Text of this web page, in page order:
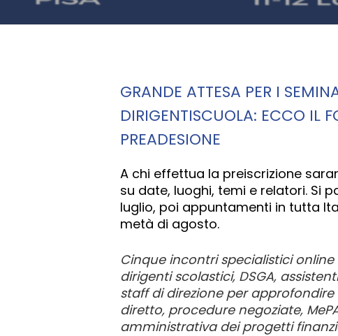
GRANDE ATTESA PER I
DIRIGENTISCUOLA: ECCO IL
PREADESIONE
A chi effettua la preiscrizione
su date, luoghi, temi e relatori. Si
luglio, poi appuntamenti in tutta
metà di agosto.
Cinque incontri specialistici
dirigenti scolastici, DSGA,
staff di direzione per
diretto, procedure negoziate,
amministrativa dei progetti